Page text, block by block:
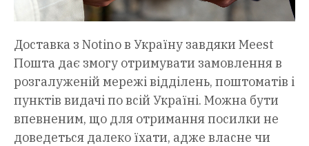
Доставка з Notino в Україну завдяки Meest
Пошта дає змогу отримувати замовлення в
розгалуженій мережі відділень, поштоматів і
пунктів видачі по всій Україні. Можна бути
впевненим, що для отримання посилки не
доведеться далеко їхати, адже власне чи